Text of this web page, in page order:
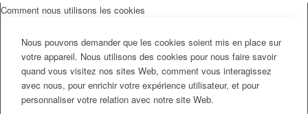
Comment nous utilisons les cookies
Nous pouvons demander que les cookies soient mis en place sur
votre appareil. Nous utilisons des cookies pour nous faire savoir
quand vous visitez nos sites Web, comment vous interagissez
avec nous, pour enrichir votre expérience utilisateur, et pour
personnaliser votre relation avec notre site Web.